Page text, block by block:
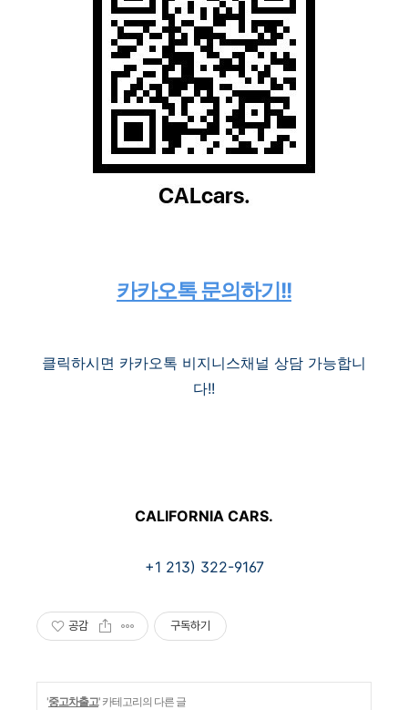
카카오톡 문의하기!!
클릭하시면 카카오톡 비지니스채널 상담 가능합니
다!!
CALIFORNIA CARS.
+1 213) 322-9167
공감 구독하기
'중고차출고' 카테고리의 다른 글